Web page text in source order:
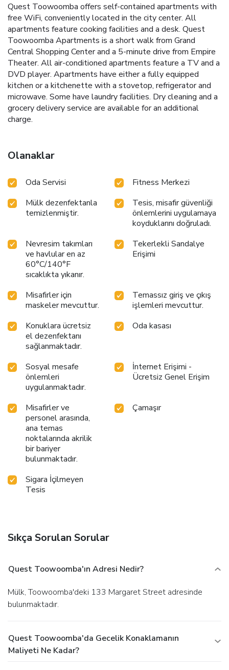
Quest Toowoomba offers self-contained apartments with
free WiFi, conveniently located in the city center. All
apartments feature cooking facilities and a desk. Quest
Toowoomba Apartments is a short walk from Grand
Central Shopping Center and a 5-minute drive from Empire
Theater. All air-conditioned apartments feature a TV and a
DVD player. Apartments have either a fully equipped
kitchen or a kitchenette with a stovetop, refrigerator and
microwave. Some have laundry facilities. Dry cleaning and a
grocery delivery service are available for an additional
charge.
Olanaklar
Oda Servisi
Fitness Merkezi
Mülk dezenfektanla
temizlenmiştir.
Tesis, misafir güvenliği
önlemlerini uygulamaya
koyduklarını doğruladı.
Nevresim takımları
ve havlular en az
60°C/140°F
sıcaklıkta yıkanır.
Tekerlekli Sandalye
Erişimi
Misafirler için
maskeler mevcuttur.
Temassız giriş ve çıkış
işlemleri mevcuttur.
Konuklara ücretsiz
el dezenfektanı
sağlanmaktadır.
Oda kasası
Sosyal mesafe
önlemleri
uygulanmaktadır.
İnternet Erişimi -
Ücretsiz Genel Erişim
Misafirler ve
personel arasında,
ana temas
noktalarında akrilik
bir bariyer
bulunmaktadır.
Çamaşır
Sigara İçilmeyen
Tesis
Sıkça Sorulan Sorular
Quest Toowoomba'ın Adresi Nedir?
Mülk, Toowoomba'deki 133 Margaret Street adresinde
bulunmaktadır.
Quest Toowoomba'da Gecelik Konaklamanın
Maliyeti Ne Kadar?